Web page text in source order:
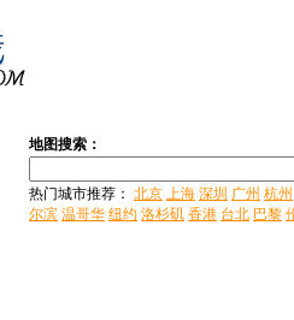
地图搜索：
热门城市推荐： 北京 上海 深圳 广州 杭州
尔滨 温哥华 纽约 洛杉矶 香港 台北 巴黎